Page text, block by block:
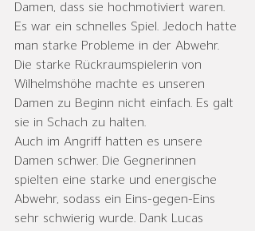
Damen, dass sie hochmotiviert waren.
Es war ein schnelles Spiel. Jedoch hatte
man starke Probleme in der Abwehr.
Die starke Rückraumspielerin von
Wilhelmshöhe machte es unseren
Damen zu Beginn nicht einfach. Es galt
sie in Schach zu halten.
Auch im Angriff hatten es unsere
Damen schwer. Die Gegnerinnen
spielten eine starke und energische
Abwehr, sodass ein Eins-gegen-Eins
sehr schwierig wurde. Dank Lucas